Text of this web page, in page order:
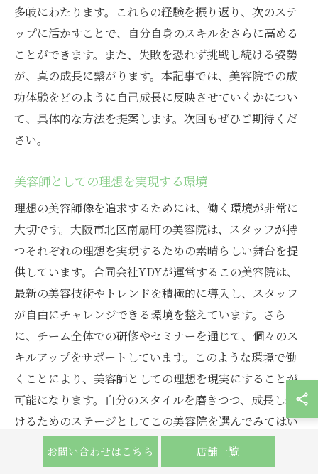
多岐にわたります。これらの経験を振り返り、次のステ
ップに活かすことで、自分自身のスキルをさらに高める
ことができます。また、失敗を恐れず挑戦し続ける姿勢
が、真の成長に繋がります。本記事では、美容院での成
功体験をどのように自己成長に反映させていくかについ
て、具体的な方法を提案します。次回もぜひご期待くだ
さい。
美容師としての理想を実現する環境
理想の美容師像を追求するためには、働く環境が非常に
大切です。大阪市北区南扇町の美容院は、スタッフが持
つそれぞれの理想を実現するための素晴らしい舞台を提
供しています。合同会社YDYが運営するこの美容院は、
最新の美容技術やトレンドを積極的に導入し、スタッフ
が自由にチャレンジできる環境を整えています。さら
に、チーム全体での研修やセミナーを通じて、個々のス
キルアップをサポートしています。このような環境で働
くことにより、美容師としての理想を現実にすることが
可能になります。自分のスタイルを磨きつつ、成長し続
けるためのステージとしてこの美容院を選んでみてはい
かがでしょうか。本記事を締めくくり、次の特集にもご
期待ください。
お問い合わせはこちら 店舗一覧